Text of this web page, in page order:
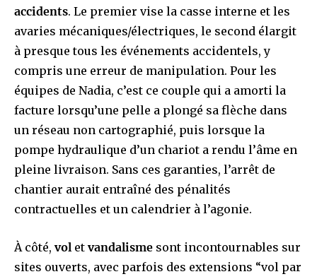
accidents. Le premier vise la casse interne et les
avaries mécaniques/électriques, le second élargit
à presque tous les événements accidentels, y
compris une erreur de manipulation. Pour les
équipes de Nadia, c’est ce couple qui a amorti la
facture lorsqu’une pelle a plongé sa flèche dans
un réseau non cartographié, puis lorsque la
pompe hydraulique d’un chariot a rendu l’âme en
pleine livraison. Sans ces garanties, l’arrêt de
chantier aurait entraîné des pénalités
contractuelles et un calendrier à l’agonie.
À côté,vol etvandalisme sont incontournables sur
sites ouverts, avec parfois des extensions “vol par